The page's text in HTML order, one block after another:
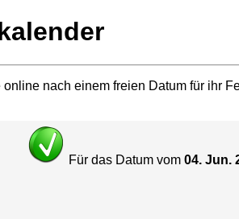
nach einem freien Datum für ihr
Für das Datum vom 04. Jun.